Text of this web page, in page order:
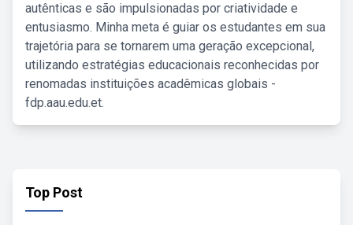
autênticas e são impulsionadas por criatividade e
entusiasmo. Minha meta é guiar os estudantes em sua
trajetória para se tornarem uma geração excepcional,
utilizando estratégias educacionais reconhecidas por
renomadas instituições acadêmicas globais -
fdp.aau.edu.et.
Top Post